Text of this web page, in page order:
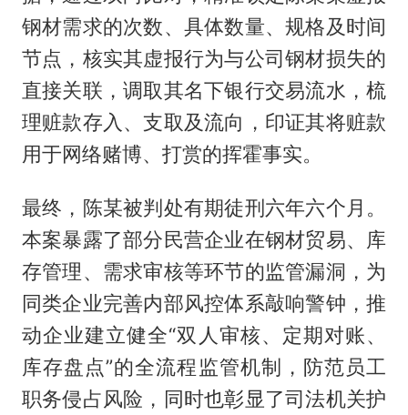
钢材需求的次数、具体数量、规格及时间
节点，核实其虚报行为与公司钢材损失的
直接关联，调取其名下银行交易流水，梳
理赃款存入、支取及流向，印证其将赃款
用于网络赌博、打赏的挥霍事实。
最终，陈某被判处有期徒刑六年六个月。
本案暴露了部分民营企业在钢材贸易、库
存管理、需求审核等环节的监管漏洞，为
同类企业完善内部风控体系敲响警钟，推
动企业建立健全“双人审核、定期对账、
库存盘点”的全流程监管机制，防范员工
职务侵占风险，同时也彰显了司法机关护